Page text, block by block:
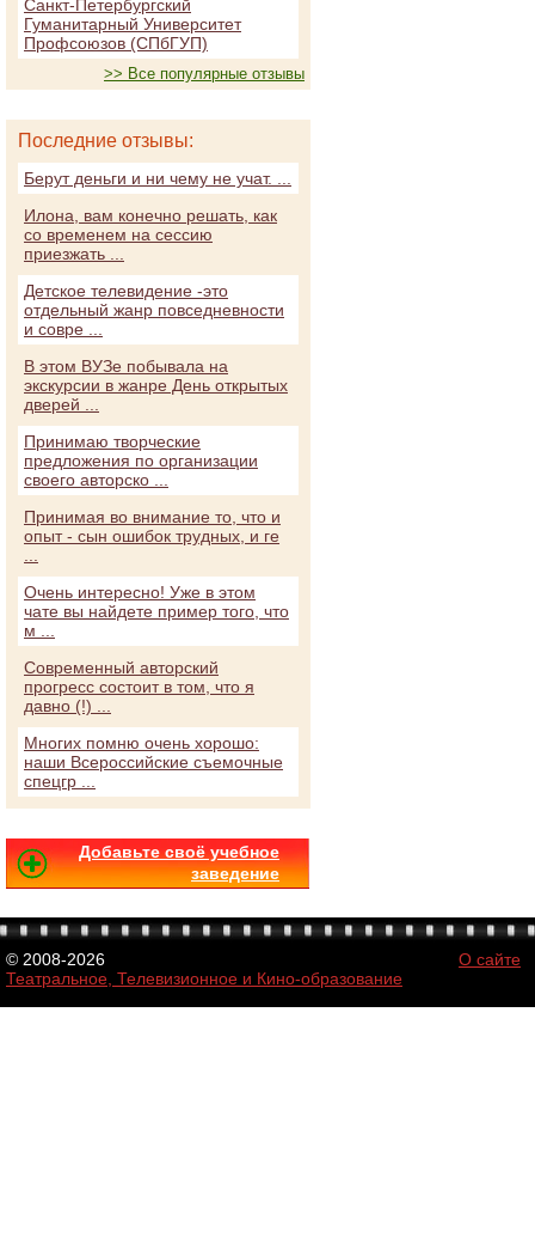
Санкт-Петербургский
Гуманитарный Университет
Профсоюзов (СПбГУП)
>> Все популярные отзывы
Последние отзывы:
Берут деньги и ни чему не учат. ...
Илона, вам конечно решать, как
со временем на сессию
приезжать ...
Детское телевидение -это
отдельный жанр повседневности
и совре ...
В этом ВУЗе побывала на
экскурсии в жанре День открытых
дверей ...
Принимаю творческие
предложения по организации
своего авторско ...
Принимая во внимание то, что и
опыт - сын ошибок трудных, и ге
Очень интересно! Уже в этом
чате вы найдете пример того, что
м ...
Современный авторский
прогресс состоит в том, что я
давно (!) ...
Многих помню очень хорошо:
наши Всероссийские съемочные
спецгр ...
Добавьте своё учебное
заведение
© 2008-2026
Театральное, Телевизионное и Кино-образование
О сайте